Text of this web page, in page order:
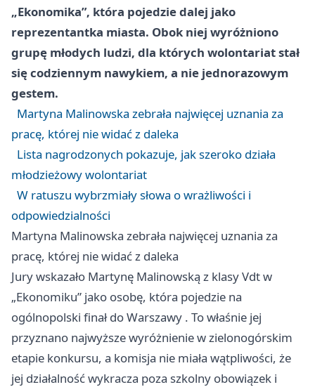
„Ekonomika”, która pojedzie dalej jako
reprezentantka miasta. Obok niej wyróżniono
grupę młodych ludzi, dla których wolontariat stał
się codziennym nawykiem, a nie jednorazowym
gestem.
Martyna Malinowska zebrała najwięcej uznania za
pracę, której nie widać z daleka
Lista nagrodzonych pokazuje, jak szeroko działa
młodzieżowy wolontariat
W ratuszu wybrzmiały słowa o wrażliwości i
odpowiedzialności
Martyna Malinowska zebrała najwięcej uznania za
pracę, której nie widać z daleka
Jury wskazało Martynę Malinowską z klasy Vdt w
„Ekonomiku” jako osobę, która pojedzie na
ogólnopolski finał doWarszawy . To właśnie jej
przyznano najwyższe wyróżnienie w zielonogórskim
etapie konkursu, a komisja nie miała wątpliwości, że
jej działalność wykracza poza szkolny obowiązek i